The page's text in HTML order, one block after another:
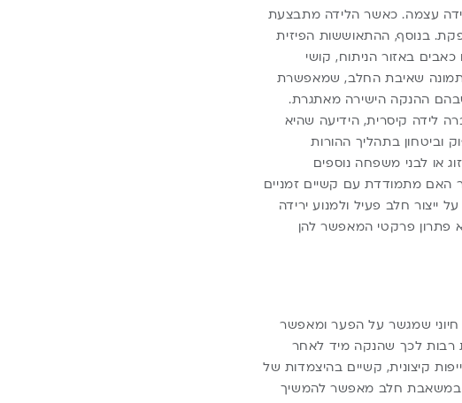
עצמה. כאשר הלידה מתבצעת
בנוסף, ההתאוששות הפיזית
באזור הניתוח, קושי
לתמונה שאיבת החלב, שמאפשרת
ההנקה הישירה מאתגרת.
לידה קיסרית, הידיעה שהיא
בתהליך ההורות
או לבני משפחה נוספים
האם מתמודדת עם קשיים זמניים
חלב פעיל ולמנוע ירידה
פתרון פרקטי המאפשר להן
חיוני שמגשר על הפער ומאפשר
רבות לכך שהנקה מיד לאחר
קיצונית, קשיים בהיצמדות של
במשאבת חלב מאפשר להמשיך